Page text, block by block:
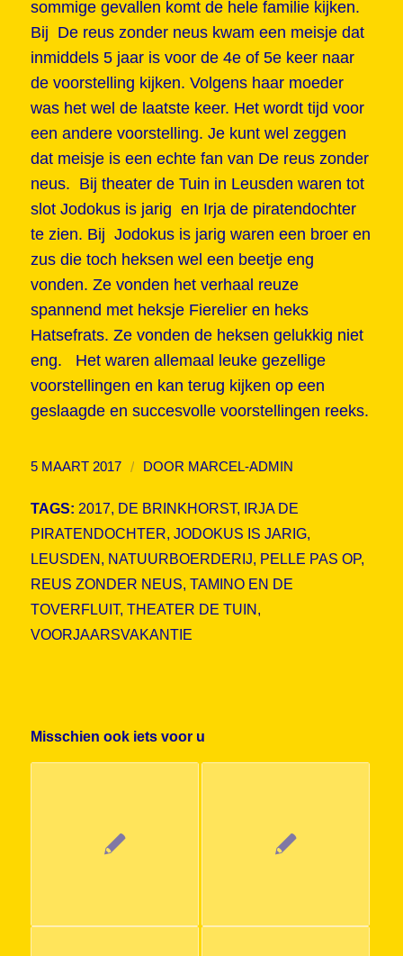
sommige gevallen komt de hele familie kijken.
Bij De reus zonder neus kwam een meisje dat
inmiddels 5 jaar is voor de 4e of 5e keer naar
de voorstelling kijken. Volgens haar moeder
was het wel de laatste keer. Het wordt tijd voor
een andere voorstelling. Je kunt wel zeggen
dat meisje is een echte fan van De reus zonder
neus. Bij theater de Tuin in Leusden waren tot
slot Jodokus is jarig en Irja de piratendochter
te zien. Bij Jodokus is jarig waren een broer en
zus die toch heksen wel een beetje eng
vonden. Ze vonden het verhaal reuze
spannend met heksje Fierelier en heks
Hatsefrats. Ze vonden de heksen gelukkig niet
eng. Het waren allemaal leuke gezellige
voorstellingen en kan terug kijken op een
geslaagde en succesvolle voorstellingen reeks.
5 MAART 2017 / DOOR MARCEL-ADMIN
TAGS: 2017, DE BRINKHORST, IRJA DE
PIRATENDOCHTER JODOKUS IS JARIG,
LEUSDEN NATUURBOERDERIJ PELLE PAS OP,
REUS ZONDER NEUS TAMINO EN DE
TOVERFLUIT, THEATER DE TUIN
VOORJAARSVAKANTIE
Misschien ook iets voor u